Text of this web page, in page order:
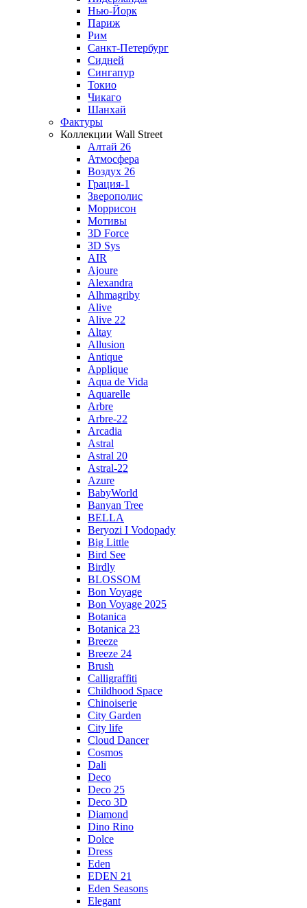
Нью-Йорк
Париж
Рим
Санкт-Петербург
Сидней
Сингапур
Токио
Чикаго
Шанхай
Фактуры
Коллекции Wall Street
Алтай 26
Атмосфера
Воздух 26
Грация-1
Зверополис
Моррисон
Мотивы
3D Force
3D Sys
AIR
Ajoure
Alexandra
Alhmagriby
Alive
Alive 22
Altay
Allusion
Antique
Applique
Aqua de Vida
Aquarelle
Arbre
Arbre-22
Arcadia
Astral
Astral 20
Astral-22
Azure
BabyWorld
Banyan Tree
BELLA
Beryozi I Vodopady
Big Little
Bird See
Birdly
BLOSSOM
Bon Voyage
Bon Voyage 2025
Botanica
Botanica 23
Breeze
Breeze 24
Brush
Calligraffiti
Childhood Space
Chinoiserie
City Garden
City life
Cloud Dancer
Cosmos
Dali
Deco
Deco 25
Deco 3D
Diamond
Dino Rino
Dolce
Dress
Eden
EDEN 21
Eden Seasons
Elegant